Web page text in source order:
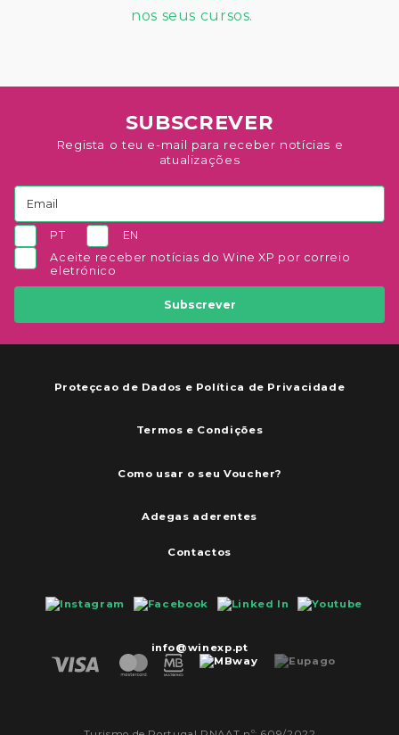
SUBSCREVER
Regista o teu e-mail para receber notícias e
atualizações
PT
EN
Aceite receber notícias do Wine XP por correio
eletrónico
Subscrever
Proteçcao de Dados e Política de Privacidade
Termos e Condições
Como usar o seu Voucher?
Adegas aderentes
Contactos
info@winexp.pt